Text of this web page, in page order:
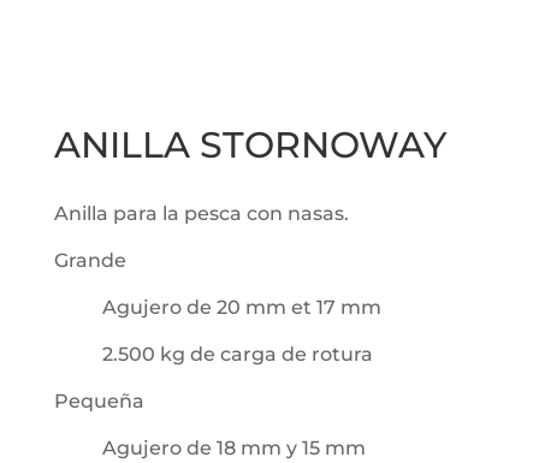
ANILLA STORNOWAY
Anilla para la pesca con nasas.
Grande
Agujero de 20 mm et 17 mm
2.500 kg de carga de rotura
Pequeña
Agujero de 18 mm y 15 mm